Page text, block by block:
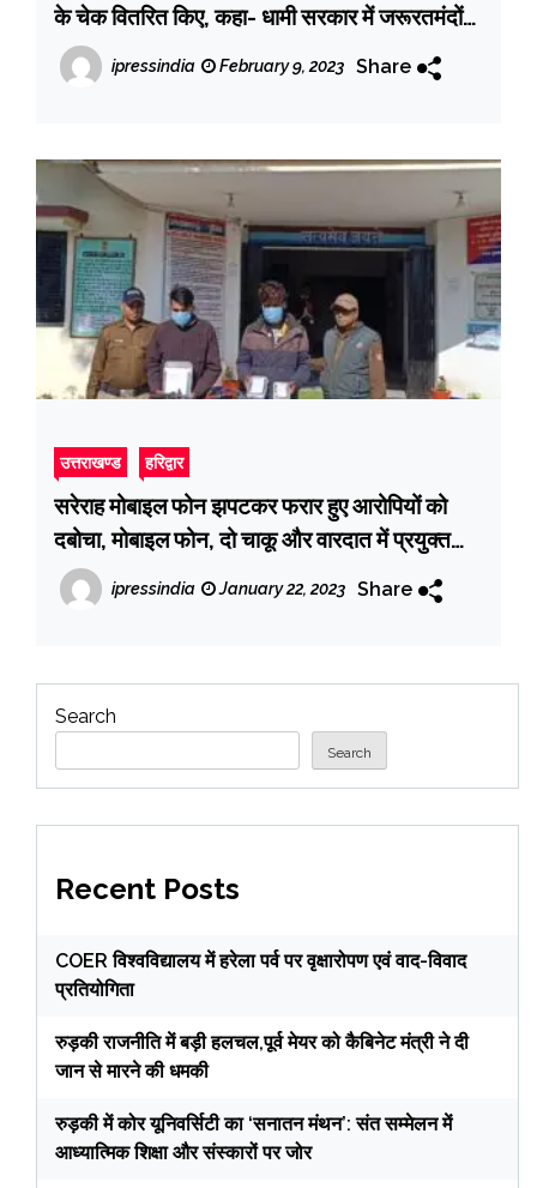
के चेक वितरित किए, कहा- धामी सरकार में जरूरतमंदों
का रखा जा रहा है पूरा ख्याल
ipressindia February 9, 2023 Share
उत्तराखण्ड हरिद्वार
सरेराह मोबाइल फोन झपटकर फरार हुए आरोपियों को
दबोचा, मोबाइल फोन, दो चाकू और वारदात में प्रयुक्त
मोटर साइकिल बरामद
ipressindia January 22, 2023 Share
Search
Search
Recent Posts
COER विश्वविद्यालय में हरेला पर्व पर वृक्षारोपण एवं वाद-विवाद
प्रतियोगिता
रुड़की राजनीति में बड़ी हलचल,पूर्व मेयर को कैबिनेट मंत्री ने दी
जान से मारने की धमकी
रुड़की में कोर यूनिवर्सिटी का ‘सनातन मंथन’: संत सम्मेलन में
आध्यात्मिक शिक्षा और संस्कारों पर जोर